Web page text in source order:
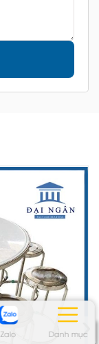
Zalo Danh mục
›